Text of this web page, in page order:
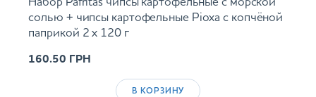
Набор Pafritas чипсы картофельные с морской
солью + чипсы картофельные Ріоха с копчёной
паприкой 2 х 120 г
160.50 ГРН
В КОРЗИНУ